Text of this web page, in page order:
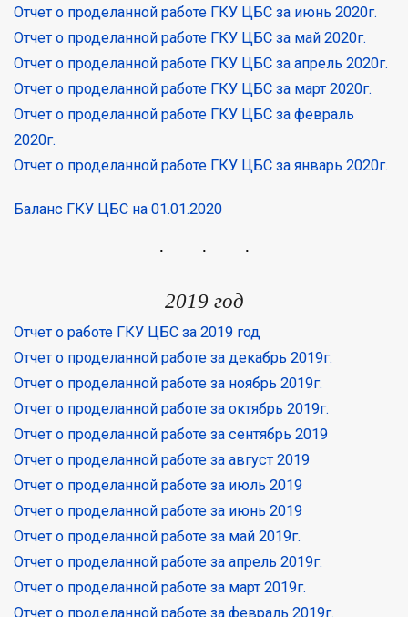
Отчет о проделанной работе ГКУ ЦБС за июнь 2020г.
Отчет о проделанной работе ГКУ ЦБС за май 2020г.
Отчет о проделанной работе ГКУ ЦБС за апрель 2020г.
Отчет о проделанной работе ГКУ ЦБС за март 2020г.
Отчет о проделанной работе ГКУ ЦБС за февраль
2020г.
Отчет о проделанной работе ГКУ ЦБС за январь 2020г.
Баланс ГКУ ЦБС на 01.01.2020
2019 год
Отчет о работе ГКУ ЦБС за 2019 год
Отчет о проделанной работе за декабрь 2019г.
Отчет о проделанной работе за ноябрь 2019г.
Отчет о проделанной работе за октябрь 2019г.
Отчет о проделанной работе за сентябрь 2019
Отчет о проделанной работе за август 2019
Отчет о проделанной работе за июль 2019
Отчет о проделанной работе за июнь 2019
Отчет о проделанной работе за май 2019г.
Отчет о проделанной работе за апрель 2019г.
Отчет о проделанной работе за март 2019г.
Отчет о проделанной работе за февраль 2019г.